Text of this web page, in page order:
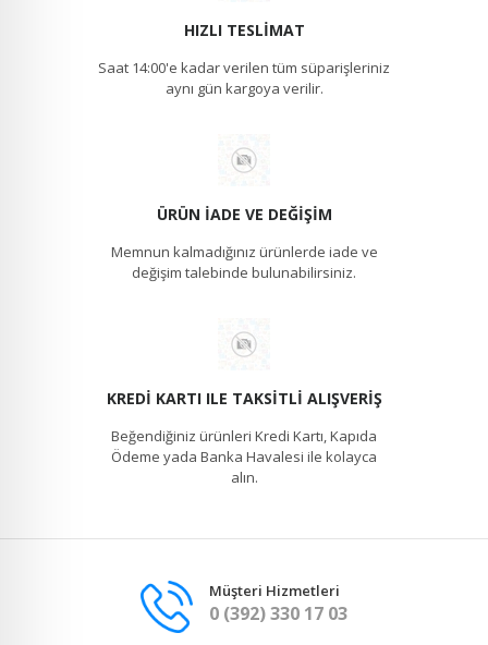
HIZLI TESLIMAT
Saat 14:00'e kadar verilen tüm süparişleriniz
aynı gün kargoya verilir.
ÜRÜN İADE VE DEĞIŞIM
Memnun kalmadığınız ürünlerde iade ve
değişim talebinde bulunabilirsiniz.
KREDI KARTI ILE TAKSITLI ALIŞVERIŞ
Beğendiğiniz ürünleri Kredi Kartı, Kapıda
Ödeme yada Banka Havalesi ile kolayca
alın.
Müşteri Hizmetleri
0 (392) 330 17 03